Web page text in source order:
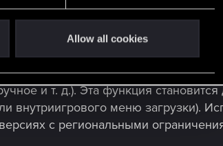
Allow all cookies
сохранения будут автоматически
на других платформах. Можно
и т. д.). Эта функция становится
внутриигрового меню загрузки).
с региональными